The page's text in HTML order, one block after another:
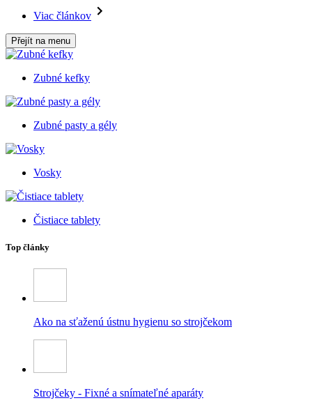
Viac článkov
Přejít na menu
Zubné kefky
Zubné pasty a gély
Vosky
Čistiace tablety
Top články
Ako na sťaženú ústnu hygienu so strojčekom
Strojčeky - Fixné a snímateľné aparáty